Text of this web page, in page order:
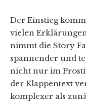
Der Einstieg
vielen
nimmt die Story
spannender und
nicht nur im
der Klappentext
komplexer als